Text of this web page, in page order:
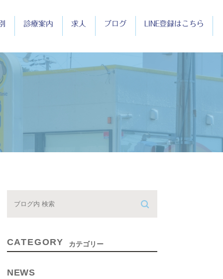
診療案内 求人 ブログ LINE登録はこちら
CATEGORY カテゴリー
NEWS